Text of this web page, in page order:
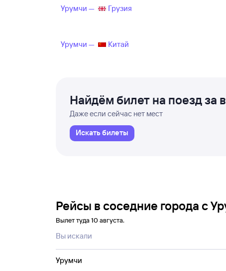
Урумчи — Грузия
Урумчи — Китай
Найдём билет на поезд за
Даже если сейчас нет мест
Искать билеты
Рейсы в соседние города с
Вылет туда 10 августа.
Вы искали
Урумчи